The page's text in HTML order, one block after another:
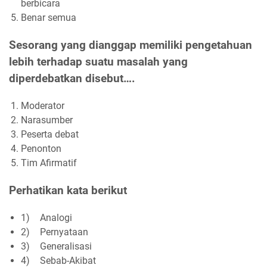
berbicara
Benar semua
Sesorang yang dianggap memiliki pengetahuan
lebih terhadap suatu masalah yang
diperdebatkan disebut….
Moderator
Narasumber
Peserta debat
Penonton
Tim Afirmatif
Perhatikan kata berikut
1)
Analogi
2)
Pernyataan
3)
Generalisasi
4)
Sebab-Akibat